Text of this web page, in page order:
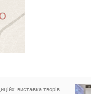
виставка творів